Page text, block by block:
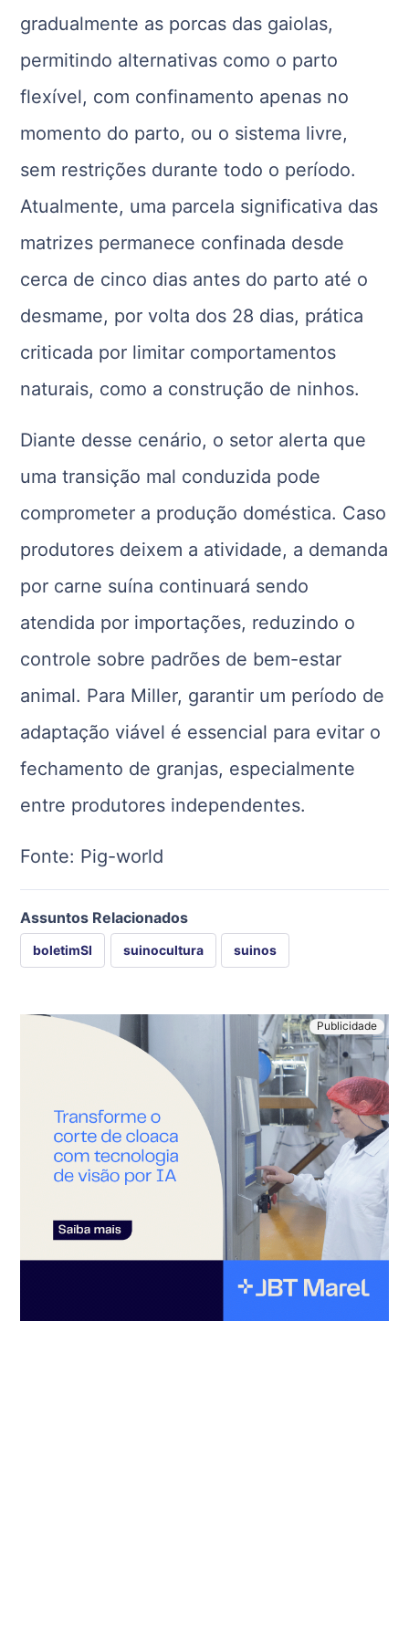
gradualmente as porcas das gaiolas,
permitindo alternativas como o parto
flexível, com confinamento apenas no
momento do parto, ou o sistema livre,
sem restrições durante todo o período.
Atualmente, uma parcela significativa das
matrizes permanece confinada desde
cerca de cinco dias antes do parto até o
desmame, por volta dos 28 dias, prática
criticada por limitar comportamentos
naturais, como a construção de ninhos.
Diante desse cenário, o setor alerta que
uma transição mal conduzida pode
comprometer a produção doméstica. Caso
produtores deixem a atividade, a demanda
por carne suína continuará sendo
atendida por importações, reduzindo o
controle sobre padrões de bem-estar
animal. Para Miller, garantir um período de
adaptação viável é essencial para evitar o
fechamento de granjas, especialmente
entre produtores independentes.
Fonte: Pig-world
Assuntos Relacionados
boletimSI suinocultura suinos